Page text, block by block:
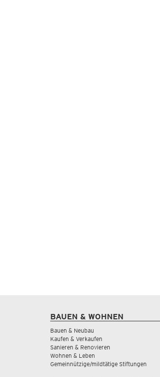
BAUEN & WOHNEN
Bauen & Neubau
Kaufen & Verkaufen
Sanieren & Renovieren
Wohnen & Leben
Gemeinnützige/mildtätige Stiftungen